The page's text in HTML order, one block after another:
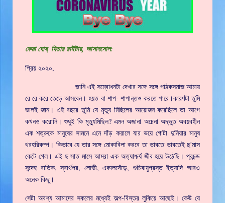
কেয়া ঘোষ, ফিচার রাইটার, আসানসোল:
প্রিয় ২০২০,
জানি এই সম্বোধনটা দেখার সঙ্গে সঙ্গে পাঠকসমাজ আমায়
রে রে করে তেড়ে আসবেন। হয়ত বা শাপ- শাপান্তও করতে পারে।কারণটা তুমি
ভালই জান। এই বছরে তুমি যে মৃত্যু মিছিলের আয়োজন করেছিলে তা আগে
কখনও করোনি। শুধুই কি মৃত্যুমিছিল? এমন অজানা অচেনা অদ্ভুত অবয়বহীন
এক শত্রুকে মানুষের সামনে এনে দাঁড় করালে যার ভয়ে গোটা দুনিয়ার মানুষ
থরহরিকম্প। কিভাবে যে তার সঙ্গে মোকাবিলা করবে তা ভাবতে ভাবতেই ছ'মাস
কেটে গেল। এই ছ সাত মাসে আমরা এক অত্যাশ্চর্য জীব হয়ে উঠেছি। প্রচন্ড
সন্দেহ বাতিক, স্বার্থপর, লোভী, একালসেঁড়ে, শুচিবায়ুগ্রস্ত ইত্যাদি আরও
অনেক কিছু।
সেটা অবশ্য আমাদের সকলের মধ্যেই অল্প-বিস্তর লুকিয়ে আছেই। কেউ যে